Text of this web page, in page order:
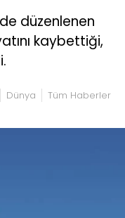
düzenlenen
kaybettiği,
Dünya Tüm Haberler